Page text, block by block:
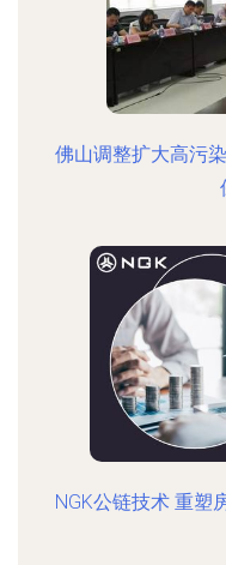
佛山调整扩大高污
NGK公链技术 重塑